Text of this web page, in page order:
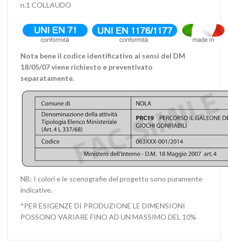
n.1 COLLAUDO
Nota bene il codice identificativo ai sensi del DM
18/05/07 viene richiesto e preventivato
separatamente.
NB: I colori e le scenografie del progetto sono puramente
indicative.
*PER ESIGENZE DI PRODUZIONE LE DIMENSIONI
POSSONO VARIARE FINO AD UN MASSIMO DEL 10%